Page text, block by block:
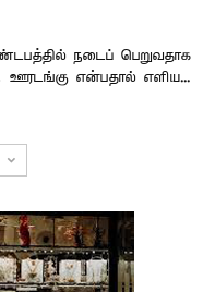
நடைப் பெறுவதாக
ஊரடங்கு என்பதால் எளிய...